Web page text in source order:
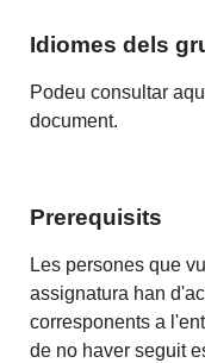
Idiomes dels
Podeu consultar
document.
Prerequisits
Les persones que
assignatura han
corresponents a
de no haver seguit